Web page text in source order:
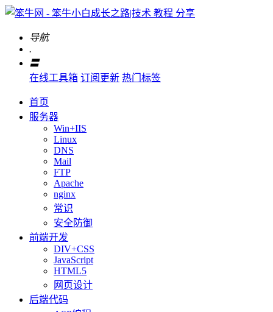
导航
.
〓
在线工具箱 订阅更新 热门标签
首页
服务器
Win+IIS
Linux
DNS
Mail
FTP
Apache
nginx
常识
安全防御
前端开发
DIV+CSS
JavaScript
HTML5
网页设计
后端代码